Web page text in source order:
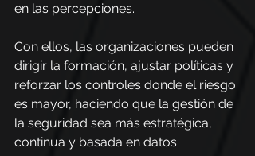
en las percepciones.
Con ellos, las organizaciones pueden
dirigir la formación, ajustar políticas y
reforzar los controles donde el riesgo
es mayor, haciendo que la gestión de
la seguridad sea más estratégica,
continua y basada en datos.